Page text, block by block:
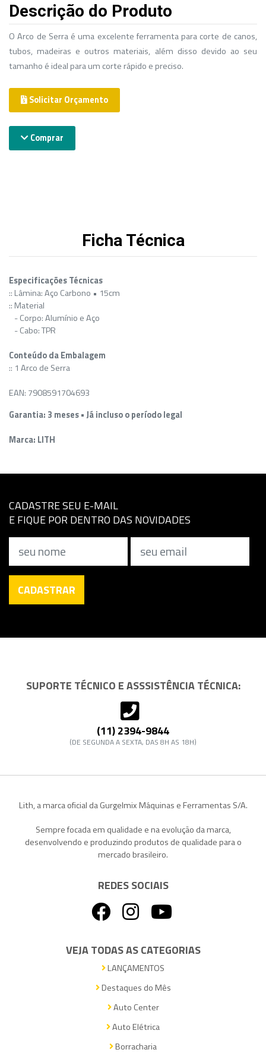
Descrição do Produto
O Arco de Serra é uma excelente ferramenta para corte de canos,
tubos, madeiras e outros materiais, além disso devido ao seu
tamanho é ideal para um corte rápido e preciso.
Solicitar Orçamento
Comprar
Ficha Técnica
Especificações Técnicas
:: Lâmina: Aço Carbono • 15cm
:: Material
- Corpo: Alumínio e Aço
- Cabo: TPR
Conteúdo da Embalagem
:: 1 Arco de Serra
EAN: 7908591704693
Garantia: 3 meses • Já incluso o período legal
Marca: LITH
CADASTRE SEU E-MAIL
E FIQUE POR DENTRO DAS NOVIDADES
CADASTRAR
SUPORTE TÉCNICO E ASSSISTÊNCIA TÉCNICA:
(11) 2394-9844
(DE SEGUNDA A SEXTA, DAS 8H AS 18H)
Lith, a marca oficial da Gurgelmix Máquinas e Ferramentas S/A.
Sempre focada em qualidade e na evolução da marca,
desenvolvendo e produzindo produtos de qualidade para o
mercado brasileiro.
REDES SOCIAIS
VEJA TODAS AS CATEGORIAS
LANÇAMENTOS
Destaques do Mês
Auto Center
Auto Elétrica
Borracharia